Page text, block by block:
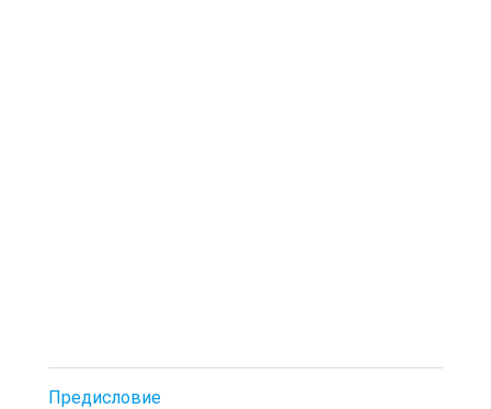
Предисловие